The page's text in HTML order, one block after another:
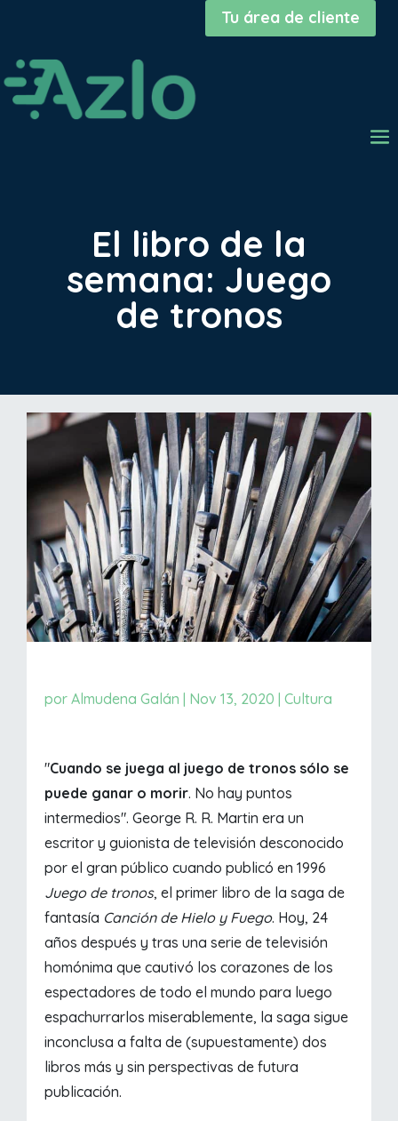
Tu área de cliente
El libro de la
semana: Juego
de tronos
porAlmudena Galán Nov 13, 2020 |Cultura
"Cuando se juega al juego de tronos sólo se
puede ganar o morir. No hay puntos
intermedios". George R. R. Martin era un
escritor y guionista de televisión desconocido
por el gran público cuando publicó en 1996
Juego de tronos, el primer libro de la saga de
fantasía Canción de Hielo y Fuego. Hoy, 24
años después y tras una serie de televisión
homónima que cautivó los corazones de los
espectadores de todo el mundo para luego
espachurrarlos miserablemente, la saga sigue
inconclusa a falta de (supuestamente) dos
libros más y sin perspectivas de futura
publicación.